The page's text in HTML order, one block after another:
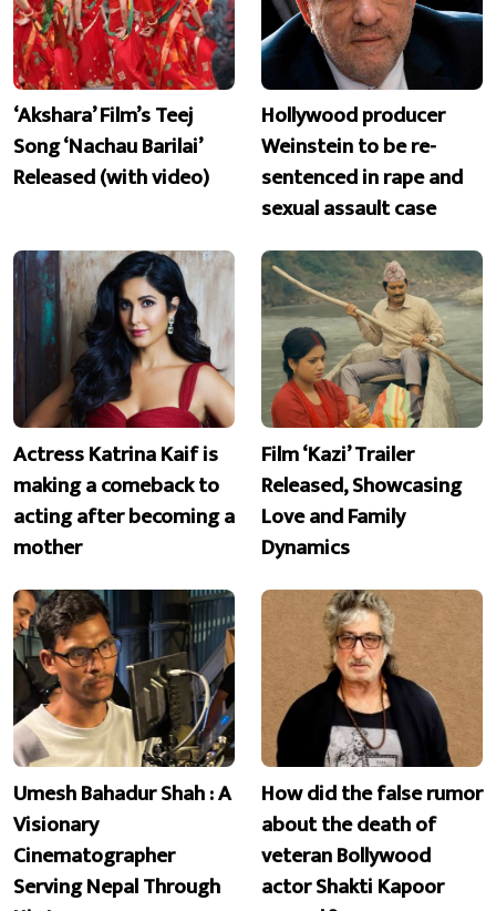
‘Akshara’ Film’s Teej
Song ‘Nachau Barilai’
Released (with video)
Hollywood producer
Weinstein to be re-
sentenced in rape and
sexual assault case
Actress Katrina Kaif is
making a comeback to
acting after becoming a
mother
Film ‘Kazi’ Trailer
Released, Showcasing
Love and Family
Dynamics
Umesh Bahadur Shah : A
Visionary
Cinematographer
Serving Nepal Through
How did the false rumor
about the death of
veteran Bollywood
actor Shakti Kapoor